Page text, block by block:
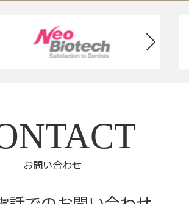
お問い合わせ